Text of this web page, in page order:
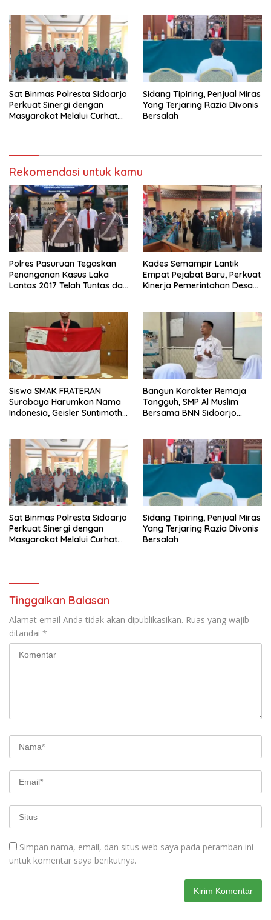
Sat Binmas Polresta Sidoarjo
Perkuat Sinergi dengan
Masyarakat Melalui Curhat
Sidang Tipiring, Penjual Miras
Yang Terjaring Razia Divonis
Bersalah
Rekomendasi untuk kamu
Polres Pasuruan Tegaskan
Penanganan Kasus Laka
Lantas 2017 Telah Tuntas dan
Kades Semampir Lantik
Empat Pejabat Baru, Perkuat
Kinerja Pemerintahan Desa
Siswa SMAK FRATERAN
Surabaya Harumkan Nama
Indonesia, Geisler Suntimothy
Bangun Karakter Remaja
Tangguh, SMP Al Muslim
Bersama BNN Sidoarjo
Sat Binmas Polresta Sidoarjo
Perkuat Sinergi dengan
Masyarakat Melalui Curhat
Sidang Tipiring, Penjual Miras
Yang Terjaring Razia Divonis
Bersalah
Tinggalkan Balasan
Alamat email Anda tidak akan dipublikasikan. Ruas yang wajib
ditandai *
Simpan nama, email, dan situs web saya pada peramban ini
untuk komentar saya berikutnya.